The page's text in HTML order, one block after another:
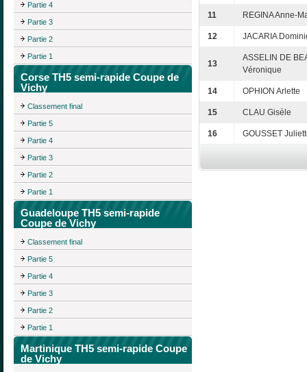
Partie 4
Partie 3
Partie 2
Partie 1
Corse TH5 semi-rapide Coupe de
Vichy
Classement final
Partie 5
Partie 4
Partie 3
Partie 2
Partie 1
Guadeloupe TH5 semi-rapide
Coupe de Vichy
Classement final
Partie 5
Partie 4
Partie 3
Partie 2
Partie 1
Martinique TH5 semi-rapide Coupe
de Vichy
11 REGINA Anne-
12 JACARIA
13
ASSELIN DE
Véronique
14 OPHION Arlette
15 CLAU Gisèle
16 GOUSSET